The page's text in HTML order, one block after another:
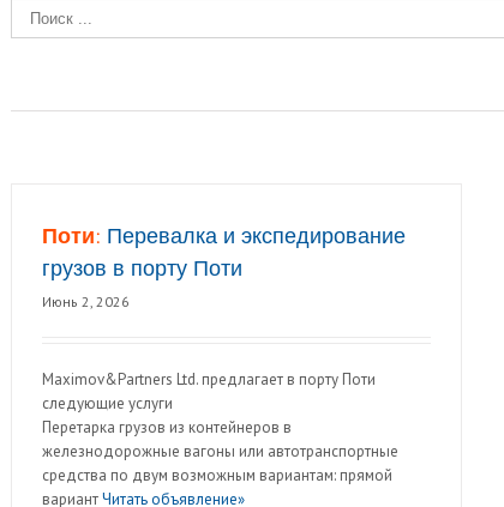
Поти: Перевалка и экспедирование
грузов в порту Поти
Июнь 2, 2026
Maximov&Partners Ltd. предлагает в порту Поти
следующие услуги
Перетарка грузов из контейнеров в
железнодорожные вагоны или автотранспортные
средства по двум возможным вариантам: прямой
вариантЧитать объявление»